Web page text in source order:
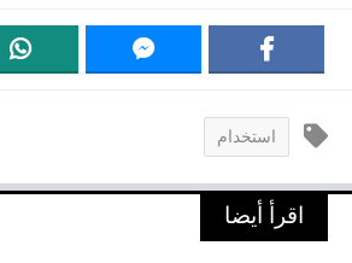
استخدام
اقرأ أيضا